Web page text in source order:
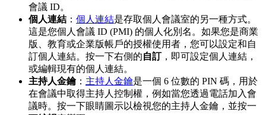
會議 ID。
個人連結 ： 個人連結是存取個人會議室的另一種方式。
這是您個人會議 ID (PMI) 的個人化別名。如果您是商業
版、教育或企業版帳戶的授權使用者，您可以設定和自
訂個人連結。按一下右側的自訂，即可設定個人連結，
或編輯現有的個人連結。
主持人金鑰： 主持人金鑰是一個 6 位數的 PIN 碼，用於
在會議中取得主持人控制權，例如當您透過電話加入會
議時。按一下眼睛圖示以檢視您的主持人金鑰，並按一